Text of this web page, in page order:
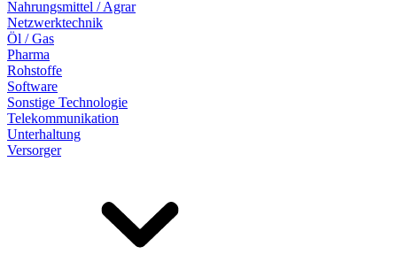
Nahrungsmittel / Agrar
Netzwerktechnik
Öl / Gas
Pharma
Rohstoffe
Software
Sonstige Technologie
Telekommunikation
Unterhaltung
Versorger